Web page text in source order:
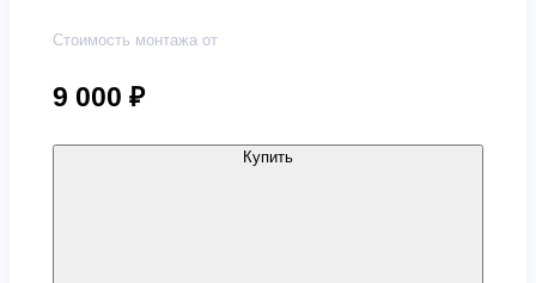
Стоимость монтажа от
9 000 ₽
Купить